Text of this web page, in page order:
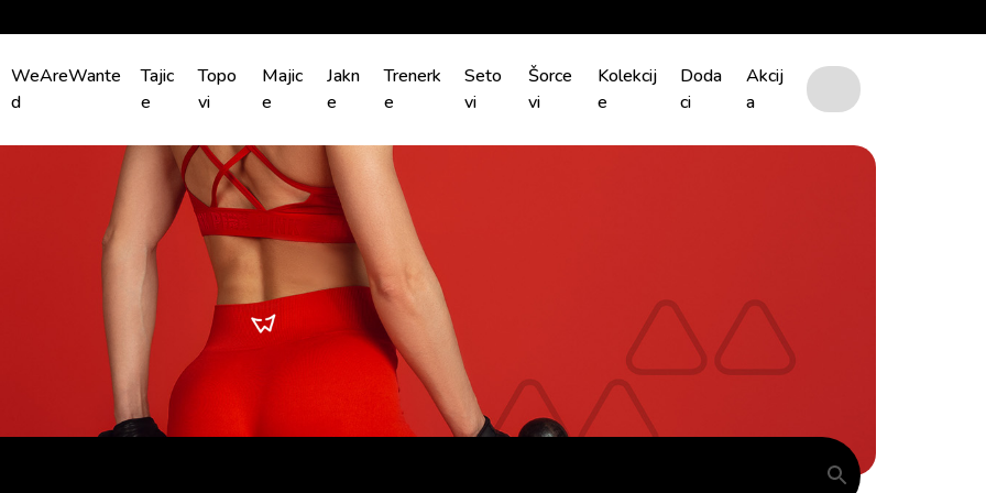
WeAreWante
d
Tajic
e
Topo
vi
Majic
e
Jakn
e
Trenerk
e
Seto
vi
Šorce
vi
Kolekcij
e
Doda
ci
Akcij
a
Cart